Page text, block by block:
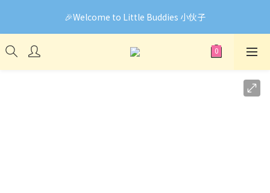
🎉Welcome to Little Buddies 小伙子
🎉Welcome to Little Buddies 小伙子
網頁系統升級中，部份貨品價錢未能正確顯示🙏下單前可先
Facebook Messenger與我們聯絡❤️